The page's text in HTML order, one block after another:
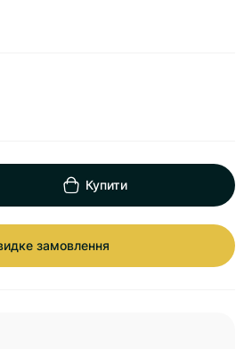
Купити
замовлення